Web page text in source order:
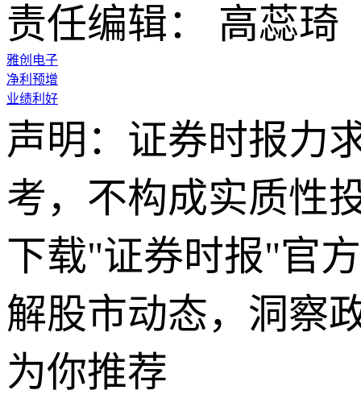
责任编辑： 高蕊琦
雅创电子
净利预增
业绩利好
声明：证券时报力
考，不构成实质性
下载"证券时报"官
解股市动态，洞察
为你推荐